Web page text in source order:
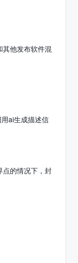
他发布软件混
ai生成描述信
点的情况下，封